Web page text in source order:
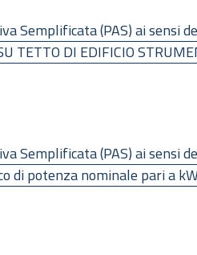
(PAS) ai sensi
TETTO DI EDIFICIO
(PAS) ai sensi
potenza nominale pari a